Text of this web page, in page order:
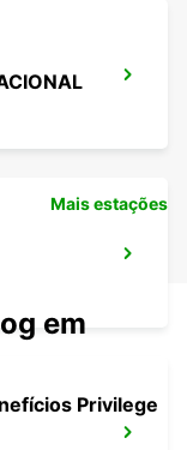
Mais estações
em
Privilege